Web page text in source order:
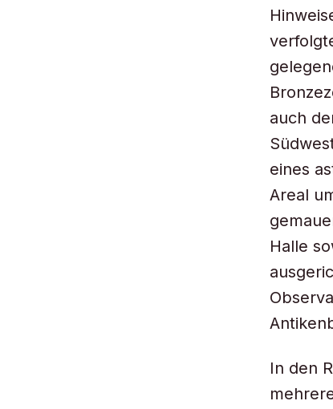
auch
eines
Areal
Halle
In den